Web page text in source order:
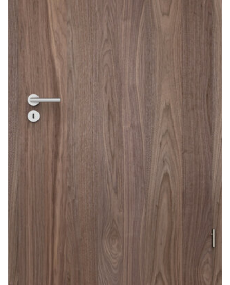
Sonnen- und Insektenschutz
Hochwasser­schutz
Dachboden­treppen